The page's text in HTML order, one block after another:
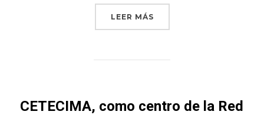
LEER MÁS
CETECIMA, como centro de la Red